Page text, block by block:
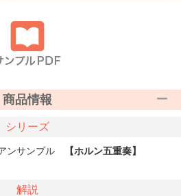
商品情報
シリーズ
ンサンブル 【ホルン五重奏】
解説